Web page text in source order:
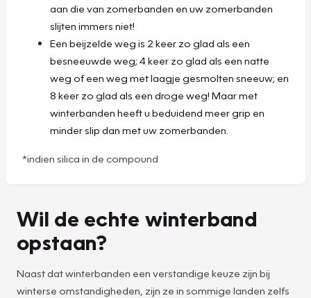
aan die van zomerbanden en uw zomerbanden
slijten immers niet!
Een beijzelde weg is 2 keer zo glad als een
besneeuwde weg; 4 keer zo glad als een natte
weg of een weg met laagje gesmolten sneeuw; en
8 keer zo glad als een droge weg! Maar met
winterbanden heeft u beduidend meer grip en
minder slip dan met uw zomerbanden.
*indien silica in de compound
Wil de echte winterband
opstaan?
Naast dat winterbanden een verstandige keuze zijn bij
winterse omstandigheden, zijn ze in sommige landen zelfs